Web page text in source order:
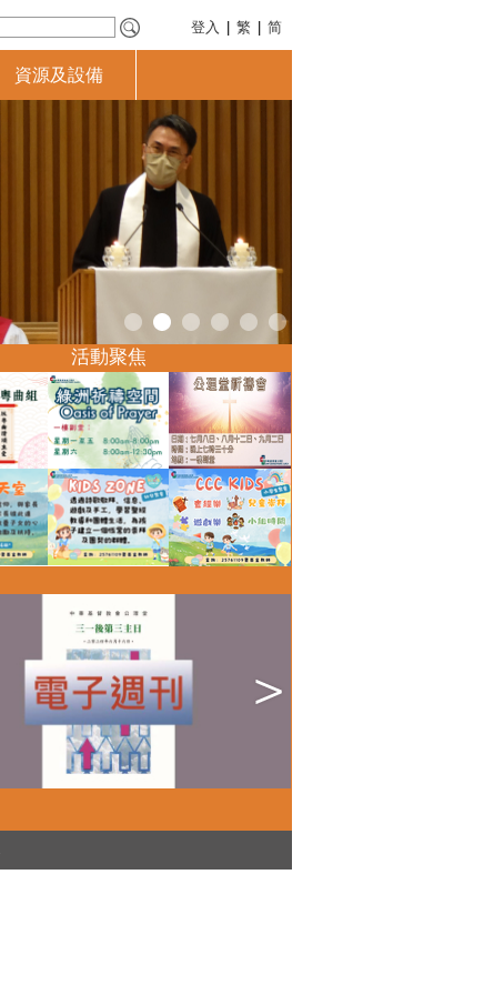
登入 繁 简
資源及設備
活動聚焦